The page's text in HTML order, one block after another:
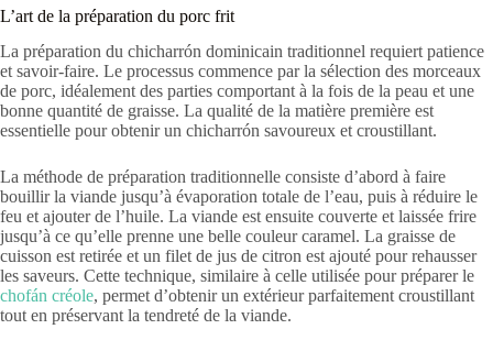
L’art de la préparation du porc frit
La préparation du chicharrón dominicain traditionnel requiert patience
et savoir-faire. Le processus commence par la sélection des morceaux
de porc, idéalement des parties comportant à la fois de la peau et une
bonne quantité de graisse. La qualité de la matière première est
essentielle pour obtenir un chicharrón savoureux et croustillant.
La méthode de préparation traditionnelle consiste d’abord à faire
bouillir la viande jusqu’à évaporation totale de l’eau, puis à réduire le
feu et ajouter de l’huile. La viande est ensuite couverte et laissée frire
jusqu’à ce qu’elle prenne une belle couleur caramel. La graisse de
cuisson est retirée et un filet de jus de citron est ajouté pour rehausser
les saveurs. Cette technique, similaire à celle utilisée pour préparer le
chofán créole, permet d’obtenir un extérieur parfaitement croustillant
tout en préservant la tendreté de la viande.